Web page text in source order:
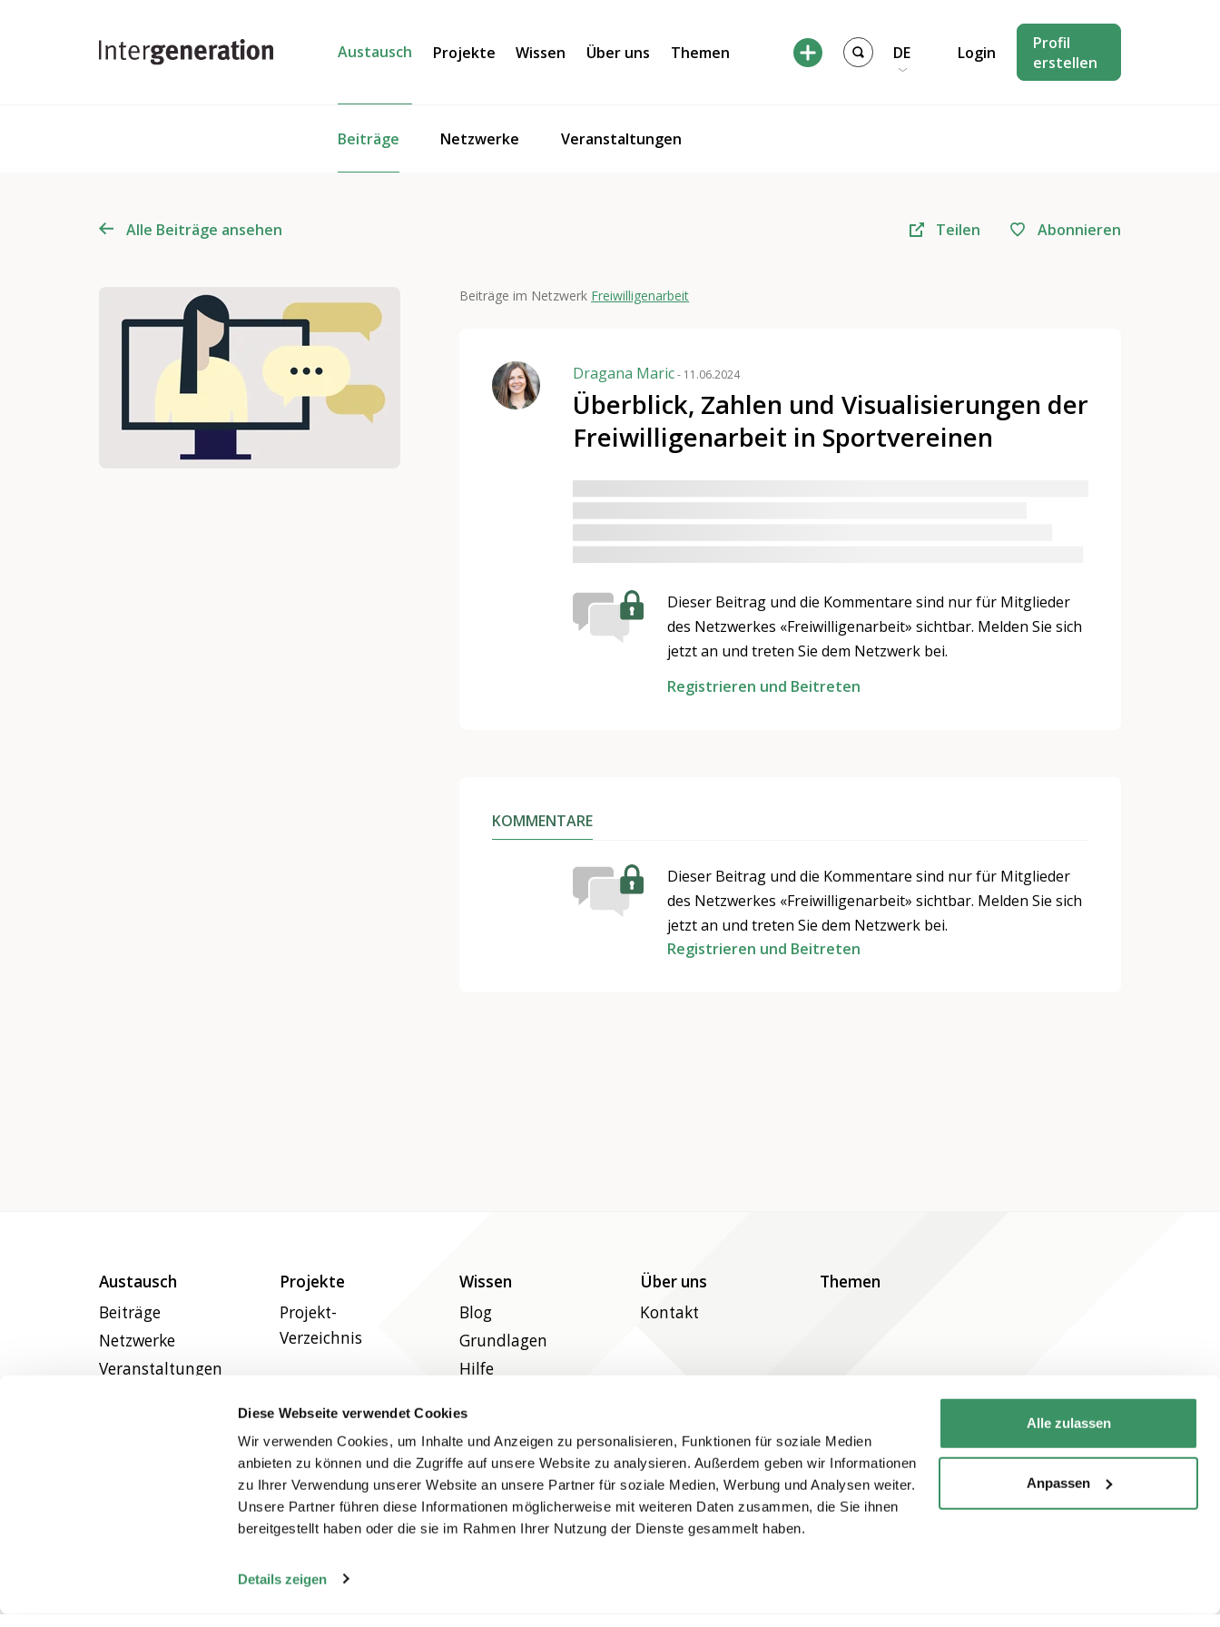
Diese Webseite verwendet Cookies
Wir verwenden Cookies, um Inhalte und Anzeigen zu personalisieren, Funktionen für soziale Medien
anbieten zu können und die Zugriffe auf unsere Website zu analysieren. Außerdem geben wir Informationen
zu Ihrer Verwendung unserer Website an unsere Partner für soziale Medien, Werbung und Analysen weiter.
Unsere Partner führen diese Informationen möglicherweise mit weiteren Daten zusammen, die Sie ihnen
bereitgestellt haben oder die sie im Rahmen Ihrer Nutzung der Dienste gesammelt haben.
Details zeigen
Alle zulassen
Anpassen
Austausch
Beiträge Netzwerke Veranstaltungen
Projekte Wissen Über uns Themen DE Login
Profil
erstellen
Alle Beiträge ansehen Teilen Abonnieren
Beiträge im Netzwerk Freiwilligenarbeit
Dragana Maric- 11.06.2024
Überblick, Zahlen und Visualisierungen der
Freiwilligenarbeit in Sportvereinen
Dieser Beitrag und die Kommentare sind nur für Mitglieder
des Netzwerkes «Freiwilligenarbeit» sichtbar. Melden Sie sich
jetzt an und treten Sie dem Netzwerk bei.
Registrieren und Beitreten
KOMMENTARE
Dieser Beitrag und die Kommentare sind nur für Mitglieder
des Netzwerkes «Freiwilligenarbeit» sichtbar. Melden Sie sich
jetzt an und treten Sie dem Netzwerk bei.
Registrieren und Beitreten
Austausch
Beiträge
Netzwerke
Veranstaltungen
Projekte
Projekt-
Verzeichnis
Wissen
Blog
Grundlagen
Hilfe
Über uns
Kontakt
Themen
Folgen Sie uns auf Social Media
Newsletter abonnieren